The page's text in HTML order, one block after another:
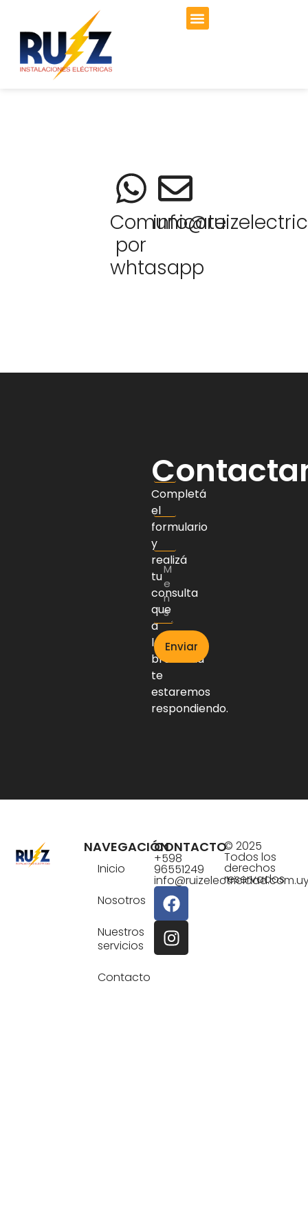
Comunicate
por
whtasapp
Completá
el
formulario
y
realizá
tu
consulta
que
a
la
brevedad
te
estaremos
respondiendo.
Enviar
NAVEGACIÓN
Inicio
Nosotros
Nuestros
servicios
Contacto
CONTACTO
+598
96551249
© 2025
Todos los
derechos
reservados